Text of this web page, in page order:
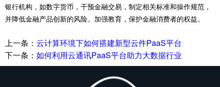
银行机构，如数字货币，干预金融交易，制定相关标准和操作规范，
并降低金融产品创新的风险。加强教育，保护金融消费者的权益。
上一条： 云计算环境下如何搭建新型云件PaaS平台
下一条： 如何利用云通讯PaaS平台助力大数据行业